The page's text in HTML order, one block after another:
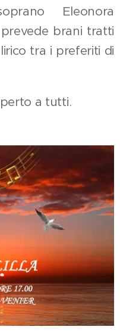
Eleonora
brani tratti
tra i preferiti di
a tutti.